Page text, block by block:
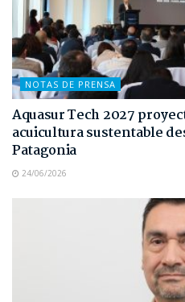
NOTAS DE PRENSA
Aquasur Tech 2027
acuicultura sustentable
Patagonia
24/06/2026